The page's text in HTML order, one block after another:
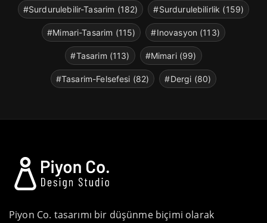
#Surdurulebilir-Tasarim (182) #Surdurulebilirlik (159)
#Mimari-Tasarim (115) #Inovasyon (113)
#Tasarim (113) #Mimari (99)
#Tasarim-Felsefesi (82) #Dergi (80)
Piyon Co. tasarımı bir düşünme biçimi olarak